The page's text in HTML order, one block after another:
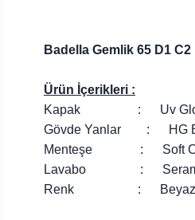
Badella Gemlik 65 D1
Ürün İçerikleri :
Kapak : Uv Gloss
Gövde Yanlar : HG
Menteşe : Soft
Lavabo :
Renk : Beyaz